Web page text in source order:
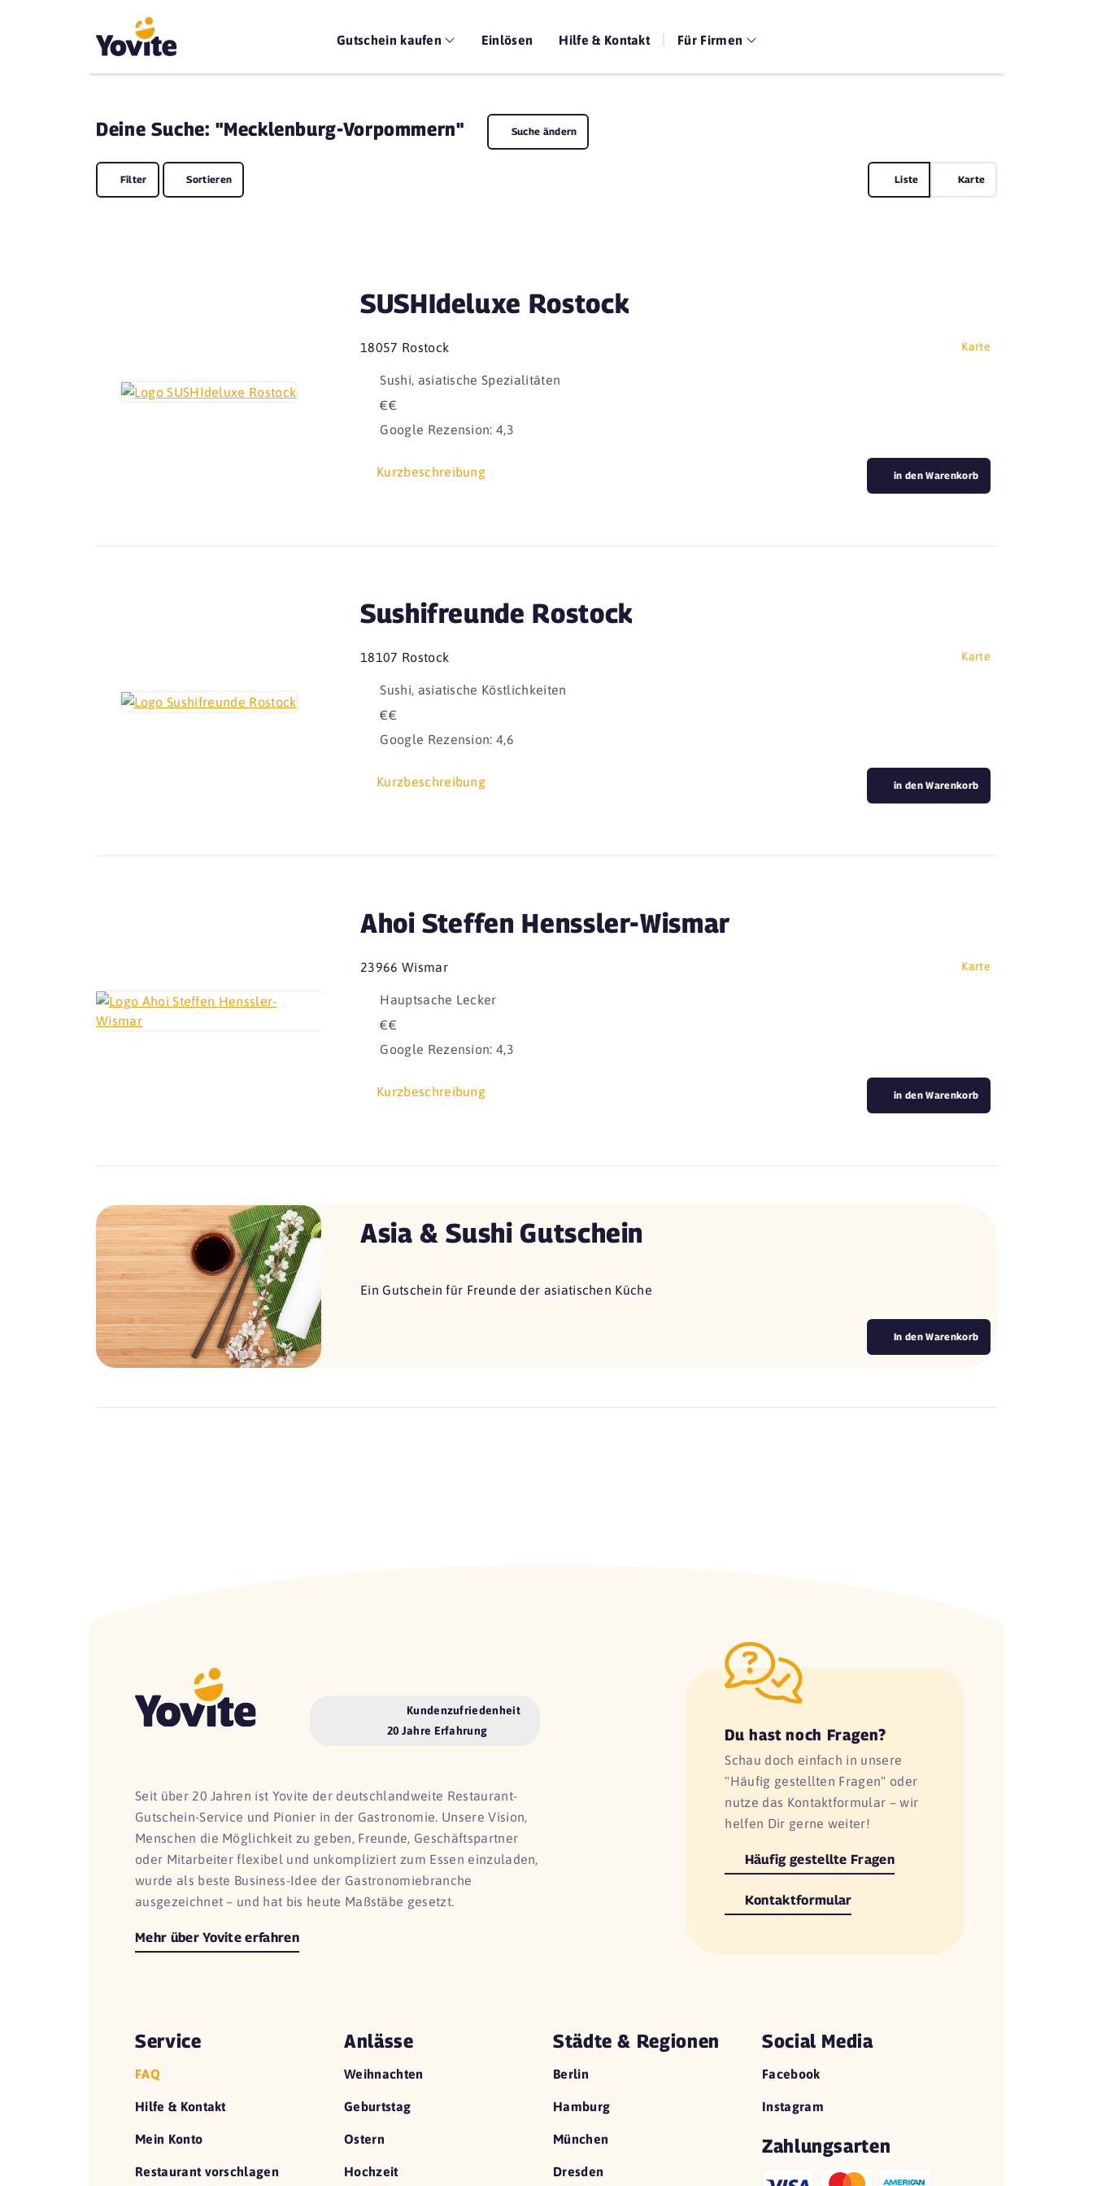
Gutschein kaufen Einlösen Hilfe & Kontakt Für Firmen
Deine Suche: "Mecklenburg-Vorpommern" Suche ändern
Filter Sortieren Liste Karte
SUSHIdeluxe Rostock
18057 Rostock Karte
Sushi, asiatische Spezialitäten
€€
Google Rezension: 4,3
Kurzbeschreibung in den Warenkorb
Sushifreunde Rostock
18107 Rostock Karte
Sushi, asiatische Köstlichkeiten
€€
Google Rezension: 4,6
Kurzbeschreibung in den Warenkorb
Ahoi Steffen Henssler-Wismar
23966 Wismar Karte
Hauptsache Lecker
€€
Google Rezension: 4,3
Kurzbeschreibung in den Warenkorb
Asia & Sushi Gutschein
Ein Gutschein für Freunde der asiatischen Küche
In den Warenkorb
Kundenzufriedenheit
20 Jahre Erfahrung
Seit über 20 Jahren ist Yovite der deutschlandweite Restaurant-
Gutschein-Service und Pionier in der Gastronomie. Unsere Vision,
Menschen die Möglichkeit zu geben, Freunde, Geschäftspartner
oder Mitarbeiter flexibel und unkompliziert zum Essen einzuladen,
wurde als beste Business-Idee der Gastronomiebranche
ausgezeichnet – und hat bis heute Maßstäbe gesetzt.
Mehr über Yovite erfahren
Du hast noch Fragen?
Schau doch einfach in unsere
"Häufig gestellten Fragen" oder
nutze das Kontaktformular – wir
helfen Dir gerne weiter!
Häufig gestellte Fragen
Kontaktformular
Service
FAQ
Hilfe & Kontakt
Mein Konto
Restaurant vorschlagen
Anlässe
Weihnachten
Geburtstag
Ostern
Hochzeit
Städte & Regionen
Berlin
Hamburg
München
Dresden
Social Media
Facebook
Instagram
Zahlungsarten